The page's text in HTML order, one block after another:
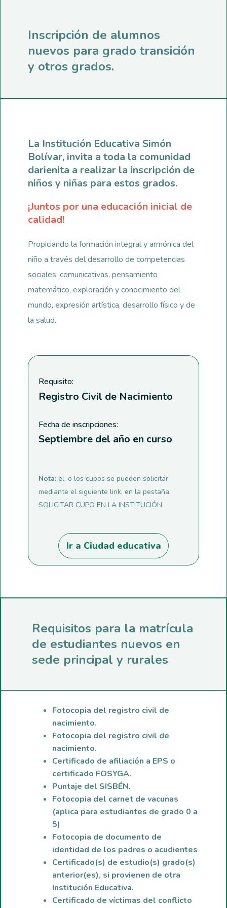
Inscripción de alumnos
nuevos para grado transición
y otros grados.
La Institución Educativa Simón
Bolívar, invita a toda la comunidad
darienita a realizar la inscripción de
niños y niñas para estos grados.
¡Juntos por una educación inicial de
calidad!
Propiciando la formación integral y armónica del
niño a través del desarrollo de competencias
sociales, comunicativas, pensamiento
matemático, exploración y conocimiento del
mundo, expresión artística, desarrollo físico y de
la salud.
Requisito:
Registro Civil de Nacimiento
Fecha de inscripciones:
Septiembre del año en curso
Nota: el, o los cupos se pueden solicitar
mediante el siguiente link, en la pestaña
SOLICITAR CUPO EN LA INSTITUCIÓN
Ir a Ciudad educativa
Requisitos para la matrícula
de estudiantes nuevos en
sede principal y rurales
Fotocopia del registro civil de
nacimiento.
Fotocopia del registro civil de
nacimiento.
Certificado de afiliación a EPS o
certificado FOSYGA.
Puntaje del SISBÉN.
Fotocopia del carnet de vacunas
(aplica para estudiantes de grado 0 a
5)
Fotocopia de documento de
identidad de los padres o acudientes
Certificado(s) de estudio(s) grado(s)
anterior(es), si provienen de otra
Institución Educativa.
Certificado de víctimas del conflicto